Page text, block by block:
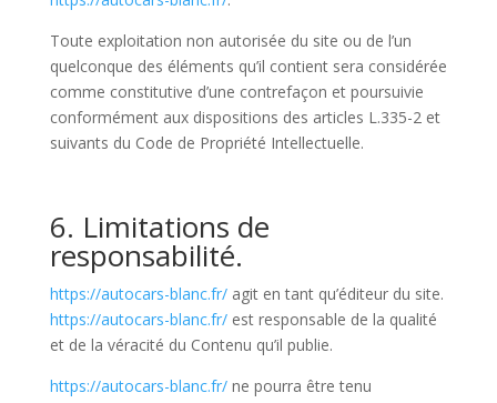
Toute exploitation non autorisée du site ou de l’un
quelconque des éléments qu’il contient sera considérée
comme constitutive d’une contrefaçon et poursuivie
conformément aux dispositions des articles L.335-2 et
suivants du Code de Propriété Intellectuelle.
6. Limitations de
responsabilité.
https://autocars-blanc.fr/agit en tant qu’éditeur du site.
https://autocars-blanc.fr/est responsable de la qualité
et de la véracité du Contenu qu’il publie.
https://autocars-blanc.fr/ne pourra être tenu